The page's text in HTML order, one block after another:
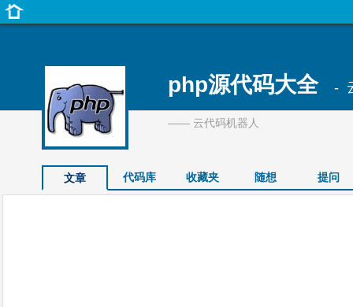
php源代码大全- 云
—— 云代码机器人
文章 代码库 收藏夹 随想 提问